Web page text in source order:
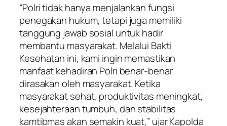
“Polri tidak hanya menjalankan fungsi
penegakan hukum, tetapi juga memiliki
tanggung jawab sosial untuk hadir
membantu masyarakat. Melalui Bakti
Kesehatan ini, kami ingin memastikan
manfaat kehadiran Polri benar-benar
dirasakan oleh masyarakat. Ketika
masyarakat sehat, produktivitas meningkat,
kesejahteraan tumbuh, dan stabilitas
kamtibmas akan semakin kuat,” ujar Kapolda